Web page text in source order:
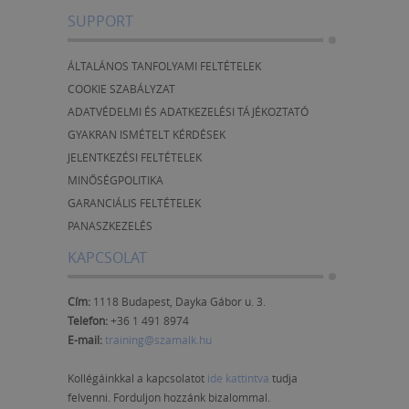
trendjeik; Eltérések kezelése; Riportok
készítése.
átütemezése ütemezési irányának
tartalékidővel rendelkező út Erőforrás-
ütemezés Erőforrás-felhasználással
Erőforrás és tevékenység kihasználtság
nézetek A túlterhelés forrásának kiderítése
Az erőforrásszint kiegyenlítés gépi
erőforrásszint simítással Egyéb
Költségtervezés lehetőségei Költségvetési
adatok felvétele projekt előterv készítése
Költségkezelés egyéni mezőkkel
Végrehajtás, nyomon követés A nyomon
követés feltételei Bázisterv Bázistervi
adatok mentése, törlése Új köztesterv
bázisterv betöltése Bázisterv és a
tényhelyzet összehasonlítása Az
SUPPORT
ÁLTALÁNOS TANFOLYAMI FELTÉTELEK
COOKIE SZABÁLYZAT
ADATVÉDELMI ÉS ADATKEZELÉSI TÁJÉKOZTATÓ
GYAKRAN ISMÉTELT KÉRDÉSEK
JELENTKEZÉSI FELTÉTELEK
MINŐSÉGPOLITIKA
GARANCIÁLIS FELTÉTELEK
PANASZKEZELÉS
KAPCSOLAT
Cím: 1118 Budapest, Dayka Gábor u. 3.
Telefon:+36 1 491 8974
E-mail:training@szamalk.hu
Kollégáinkkal a kapcsolatot ide kattintva tudja
felvenni. Forduljon hozzánk bizalommal.